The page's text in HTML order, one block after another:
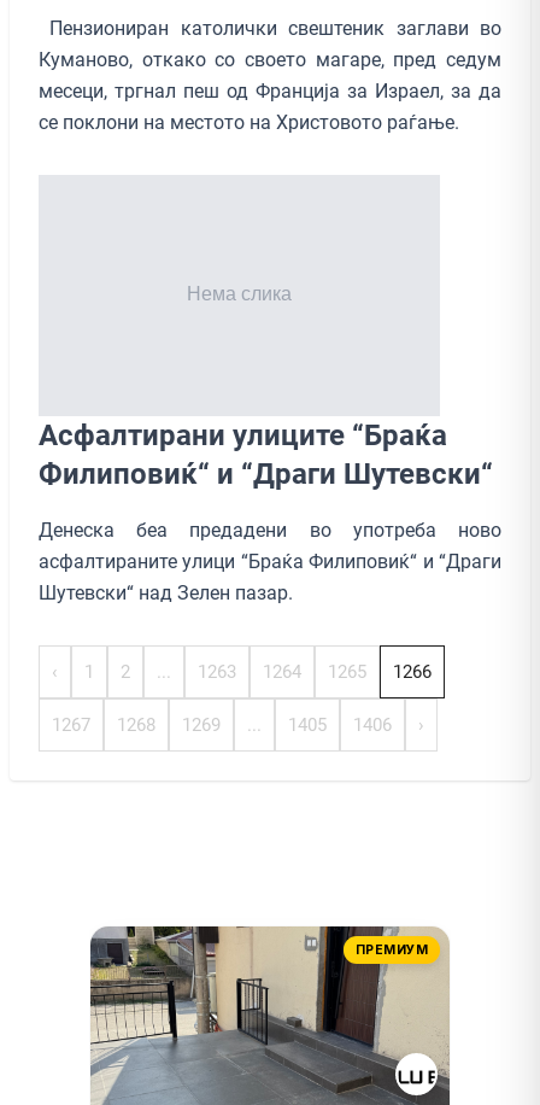
Пензиониран католички свештеник заглави во
Куманово, откако со своето магаре, пред седум
месеци, тргнал пеш од Франција за Израел, за да
се поклони на местото на Христовото раѓање.
Асфалтирани улиците “Браќа
Филиповиќ“ и “Драги Шутевски“
Денеска беа предадени во употреба ново
асфалтираните улици “Браќа Филиповиќ“ и “Драги
Шутевски“ над Зелен пазар.
‹ 1 2 ... 1263 1264 1265 1266
1267 1268 1269 ... 1405 1406 ›
ПРЕМИУМ